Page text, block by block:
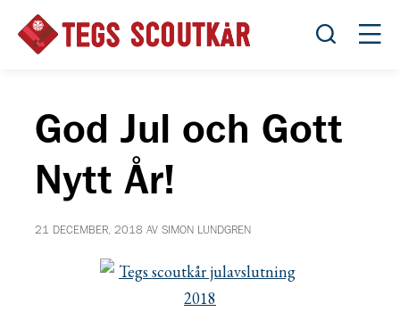
Öppna
God Jul och Gott
Nytt År!
21 DECEMBER, 2018 AV SIMON LUNDGREN